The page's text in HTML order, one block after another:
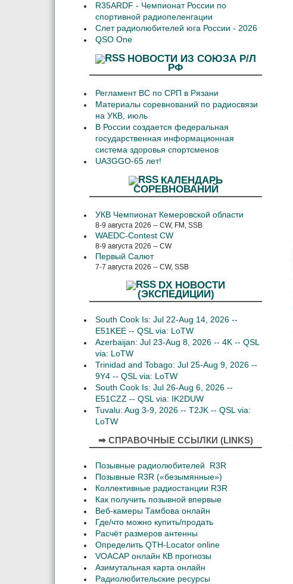
R35ARDF - Чемпионат России по
спортивной радиопеленгации
Слет радиолюбителей юга России - 2026
QSO One
НОВОСТИ ИЗ СОЮЗА Р/Л
РФ
Регламент ВС по СРП в Рязани
Материалы соревнований по радиосвязи
на УКВ, июль
В России создается федеральная
государственная информационная
система здоровья спортсменов
UA3GGO-65 лет!
КАЛЕНДАРЬ
СОРЕВНОВАНИЙ
УКВ Чемпионат Кемеровской области
8-9 августа 2026 -- CW, FM, SSB
WAEDC-Contest CW
8-9 августа 2026 -- CW
Первый Салют
7-7 августа 2026 -- CW, SSB
DX НОВОСТИ
(ЭКСПЕДИЦИИ)
South Cook Is: Jul 22-Aug 14, 2026 --
E51KEE -- QSL via: LoTW
Azerbaijan: Jul 23-Aug 8, 2026 -- 4K -- QSL
via: LoTW
Trinidad and Tobago: Jul 25-Aug 9, 2026 --
9Y4 -- QSL via: LoTW
South Cook Is: Jul 26-Aug 6, 2026 --
E51CZZ -- QSL via: IK2DUW
Tuvalu: Aug 3-9, 2026 -- T2JK -- QSL via:
LoTW
➡ СПРАВОЧНЫЕ ССЫЛКИ (LINKS)
Позывные радиолюбителей R3R
Позывные R3R («безымянные»)
Коллективные радиостанции R3R
Как получить позывной впервые
Веб-камеры Тамбова онлайн
Где/что можно купить/продать
Расчёт размеров антенны
Определить QTH-Locator online
VOACAP онлайн КВ прогнозы
Азимутальная карта онлайн
Радиолюбительские ресурсы